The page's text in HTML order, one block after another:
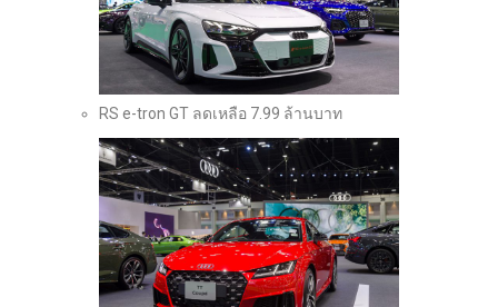
RS e-tron GT ลดเหลือ 7.99 ล้านบาท